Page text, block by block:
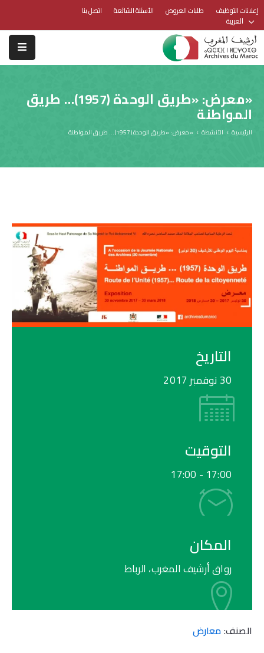
إعلانات التوظيف طلبات العروض الأسئلة الشائعة اتصل بنا
العربية
«معرض: «طريق الوحدة (1957)… طريق
المواطنة
الرئيسية الأنشطة «معرض: «طريق الوحدة (1957)… طريق المواطنة
التاريخ
30 نوفمبر 2017
التوقيت
17:00 -
17:00
المكان
رواق أرشيف المغرب، الرباط
الصنف: معارض